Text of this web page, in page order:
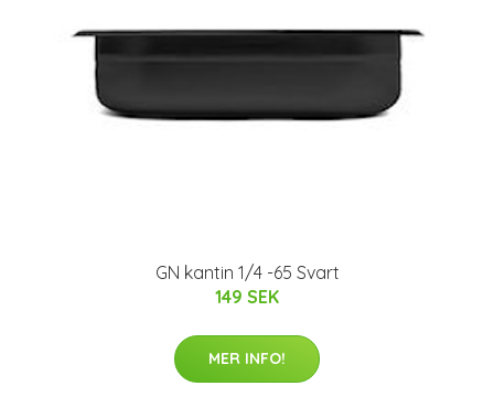
GN kantin 1/4 -65 Svart
149 SEK
MER INFO!